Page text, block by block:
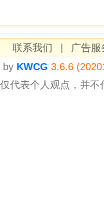
联系我们
广告服
by KWCG 3.6.6
代表个人观点，并